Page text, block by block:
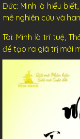
Đức: Minh là hiểu
mê nghiên cứu và
Tài: Minh là trí tuệ,
để tạo ra giá trị mới